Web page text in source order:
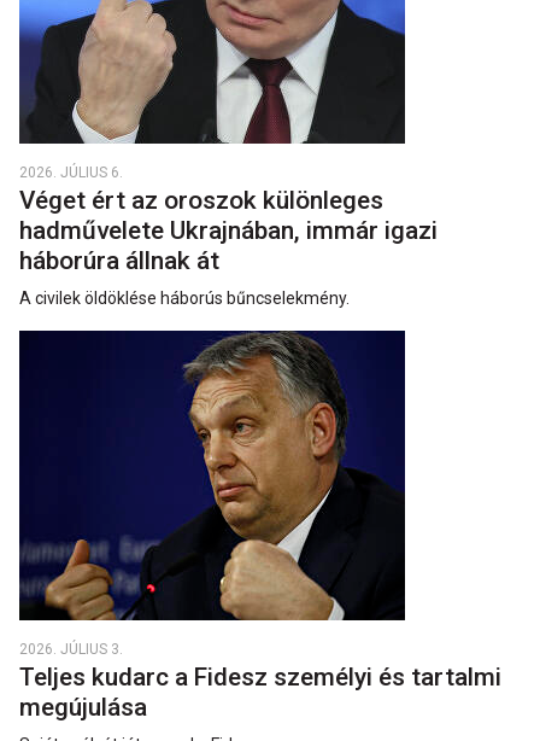
2026. JÚLIUS 6.
Véget ért az oroszok különleges
hadművelete Ukrajnában, immár igazi
háborúra állnak át
A civilek öldöklése háborús bűncselekmény.
2026. JÚLIUS 3.
Teljes kudarc a Fidesz személyi és tartalmi
megújulása